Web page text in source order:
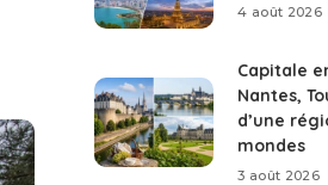
4 août 2026
Capitale
Nantes,
d’une
mondes
3 août 2026